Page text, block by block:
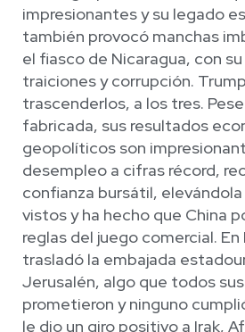
impresionantes y su legado
también provocó manchas
el fiasco de Nicaragua, con
traiciones y corrupción.
trascenderlos, a los tres.
fabricada, sus resultados
geopolíticos son
desempleo a cifras récord,
confianza bursátil,
vistos y ha hecho que China
reglas del juego comercial.
trasladó la embajada
Jerusalén, algo que todos
prometieron y ninguno
le dio un giro positivo a Irak,